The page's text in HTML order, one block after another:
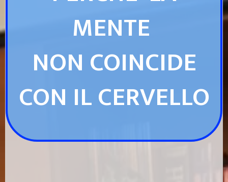
MENTE
NON COINCIDE
CON IL CERVELLO